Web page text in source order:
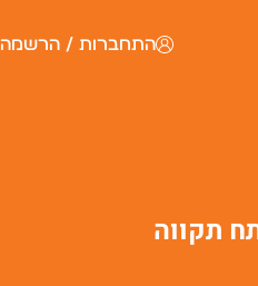
התחברות / הרשמה
תקווה